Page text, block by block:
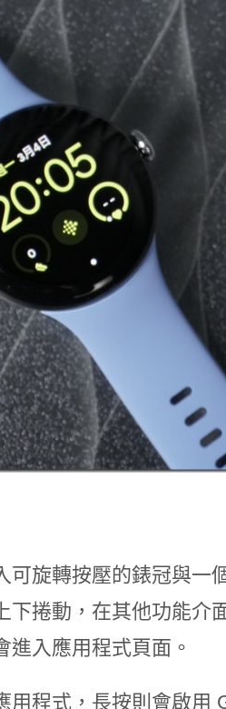
旋轉按壓的錶冠與一
捲動，在其他功能介
入應用程式頁面。
程式，長按則會啟用